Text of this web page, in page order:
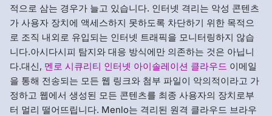
적으로 삼는 경우가 늘고 있습니다. 인터넷 격리는 악성 콘텐츠
가 사용자 장치에 액세스하지 못하도록 차단하기 위한 목적으
로 조직 내외로 유입되는 인터넷 트래픽을 모니터링하지 않습
니다.아시다시피 탐지와 대응 방식에만 의존하는 것은 아닙니
다.대신, 멘로 시큐리티 인터넷 아이솔레이션 클라우드 이메일
을 통해 전송되는 모든 웹 링크와 첨부 파일이 악의적이라고 가
정하고 웹에서 생성된 모든 콘텐츠를 최종 사용자의 장치로부
터 멀리 떨어뜨립니다. Menlo는 격리된 원격 클라우드 브라우